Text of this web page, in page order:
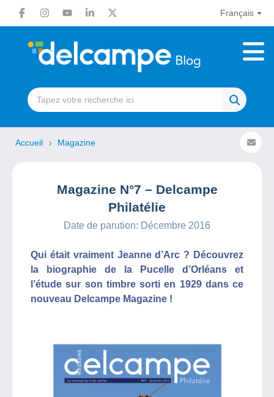
Français
Accueil Magazine
Magazine N°7 – Delcampe
Philatélie
Date de parution: Décembre 2016
Qui était vraiment Jeanne d’Arc ? Découvrez
la biographie de la Pucelle d’Orléans et
l’étude sur son timbre sorti en 1929 dans ce
nouveau Delcampe Magazine !